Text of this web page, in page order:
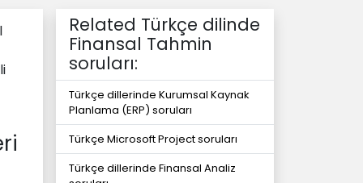
Related Türkçe dilinde
Finansal Tahmin
soruları:
Türkçe dillerinde Kurumsal Kaynak
Planlama (ERP) soruları
Türkçe Microsoft Project soruları
Türkçe dillerinde Finansal Analiz